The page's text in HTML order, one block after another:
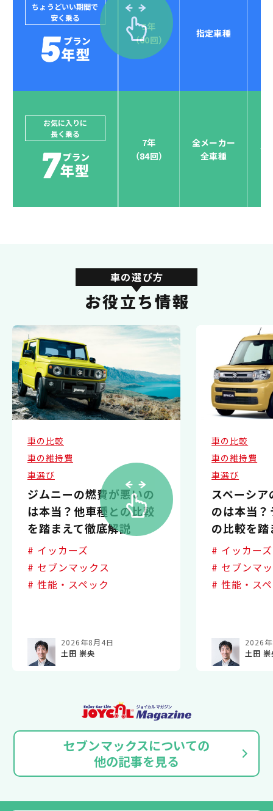
ちょうどいい期間で
安く乗る
5年
（60回）
指定車種
お気に入りに
長く乗る
7年
（84回）
全メーカー
全車種
全
車の選び方
お役立ち情報
車の比較
車の維持費
車選び
ジムニーの燃費が悪いの
は本当？他車種との比較
を踏まえて徹底解説
# イッカーズ
# セブンマックス
# 性能・スペック
2026年8月4日
土田 崇央
車の比較
車の維持費
車選び
スペーシ
のは本当
の比較を
# イッカーズ
# セブンマ
# 性能・ス
2026
土田 崇
セブンマックスについての
他の記事を見る